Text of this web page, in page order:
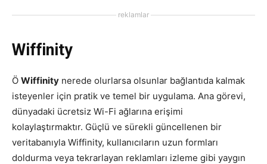
reklamlar
Wiffinity
Ö Wiffinity nerede olurlarsa olsunlar bağlantıda kalmak
isteyenler için pratik ve temel bir uygulama. Ana görevi,
dünyadaki ücretsiz Wi-Fi ağlarına erişimi
kolaylaştırmaktır. Güçlü ve sürekli güncellenen bir
veritabanıyla Wiffinity, kullanıcıların uzun formları
doldurma veya tekrarlayan reklamları izleme gibi yaygın